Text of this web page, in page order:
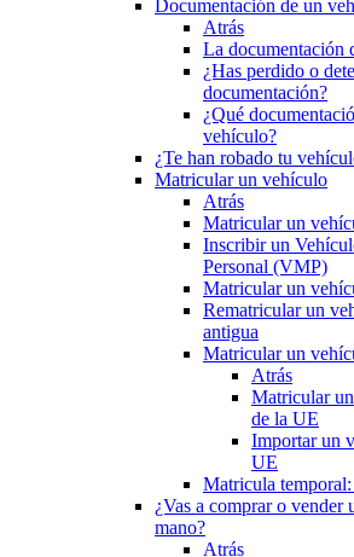
Documentación de un
Atrás
La documentación
¿Has perdido o
documentación?
¿Qué
vehículo?
¿Te han robado tu
Matricular un vehículo
Atrás
Matricular un
Inscribir un
Personal (VMP)
Matricular un
Rematricular un
antigua
Matricular un
Atrás
Matricular
de la UE
Importar un
UE
Matricula temporal:
¿Vas a comprar o vender
mano?
Atrás